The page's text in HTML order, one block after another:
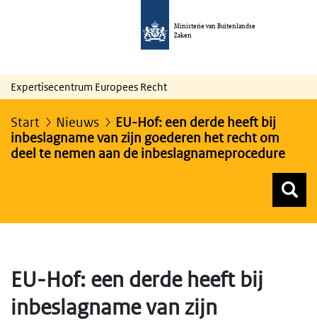
Ministerie van Buitenlandse
Zaken
Expertisecentrum Europees Recht
Start Nieuws
EU-Hof: een derde heeft bij
inbeslagname van zijn goederen het recht om
deel te nemen aan de inbeslagnameprocedure
EU-Hof: een derde heeft bij
inbeslagname van zijn